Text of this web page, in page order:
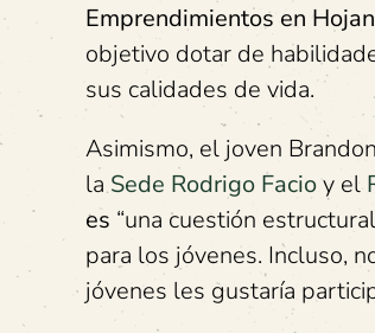
Emprendimientos en
objetivo dotar de
sus calidades de vida.
Asimismo, el joven
laSede Rodrigo Facioy el
es “una cuestión
para los jóvenes. Incluso,
jóvenes les gustaría